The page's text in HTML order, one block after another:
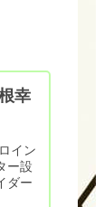
幸
イン
ー設
ダー